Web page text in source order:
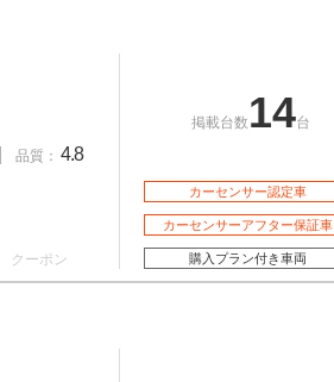
品質： 4.8
クーポン
掲載台数 14台
カーセンサー認定車
カーセンサーアフター保証車
購入プラン付き車両